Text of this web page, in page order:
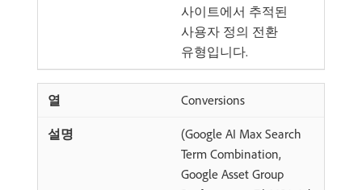
사이트에서 추적된
사용자 정의 전환
유형입니다.
Conversions
(Google AI Max Search
Term Combination,
Google Asset Group